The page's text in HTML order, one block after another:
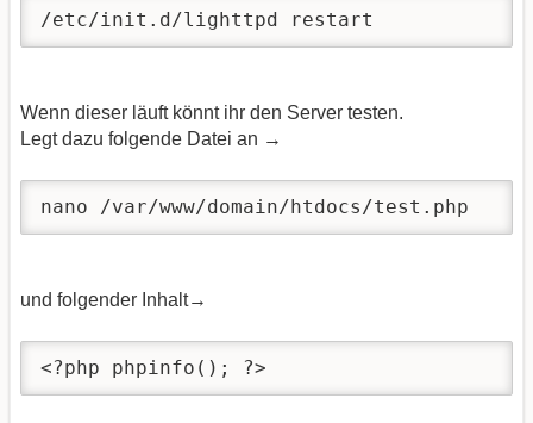
/etc/init.d/lighttpd restart
Wenn dieser läuft könnt ihr den Server testen.
Legt dazu folgende Datei an →
nano /var/www/domain/htdocs/test.php
und folgender Inhalt→
<?php phpinfo(); ?>